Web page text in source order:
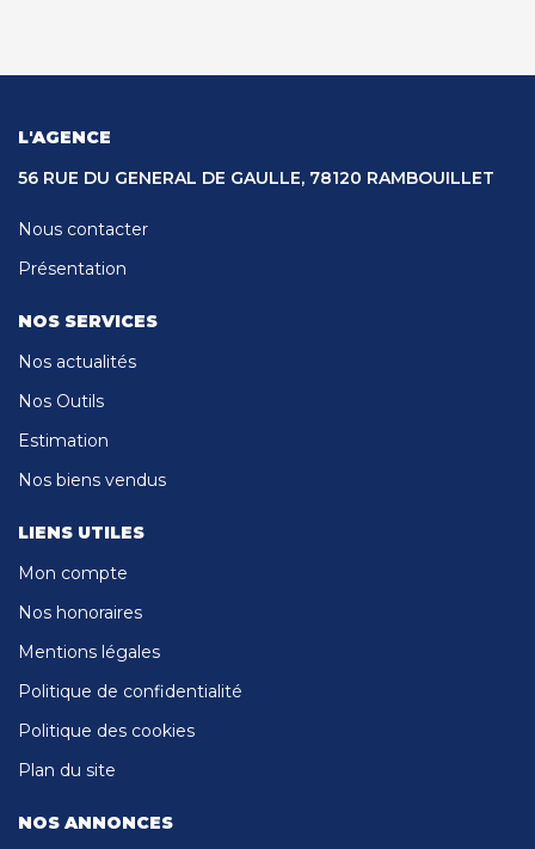
L'AGENCE
56 RUE DU GENERAL DE GAULLE, 78120 RAMBOUILLET
Nous contacter
Présentation
NOS SERVICES
Nos actualités
Nos Outils
Estimation
Nos biens vendus
LIENS UTILES
Mon compte
Nos honoraires
Mentions légales
Politique de confidentialité
Politique des cookies
Plan du site
NOS ANNONCES